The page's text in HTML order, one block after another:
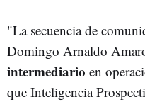
"La secuencia de
Domingo Arnaldo
intermediario en
que Inteligencia